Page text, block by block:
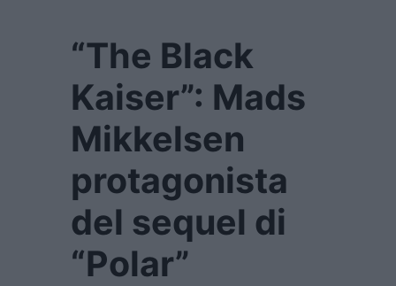
“The Black
Kaiser”: Mads
Mikkelsen
protagonista
del sequel di
“Polar”